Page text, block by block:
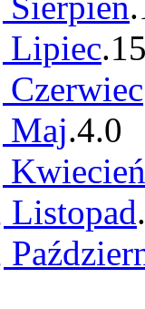
Lipiec.15
Czerwiec
Maj.4.0
Kwiecień
Listopad.